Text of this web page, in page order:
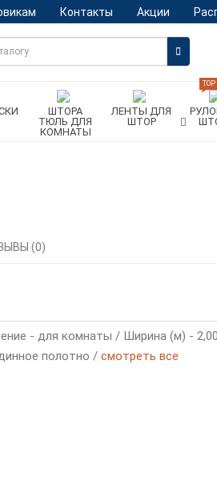
Контакты Акции
ШТОРА
ТЮЛЬ ДЛЯ
КОМНАТЫ
ЛЕНТЫ ДЛЯ
ШТОР
TOP
(0)
- для комнаты / Ширина (м) -
полотно / смотреть все